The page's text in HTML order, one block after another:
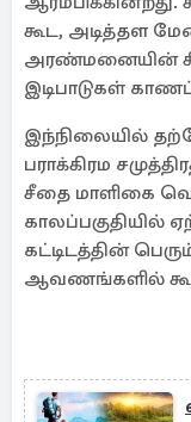
கூட, அடித்தள
அரண்மனையின்
இடிபாடுகள்
இந்நிலையில்
பராக்கிரம
சீதை மாளிகை
காலப்பகுதியில்
கட்டிடத்தின்
ஆவணங்களில்